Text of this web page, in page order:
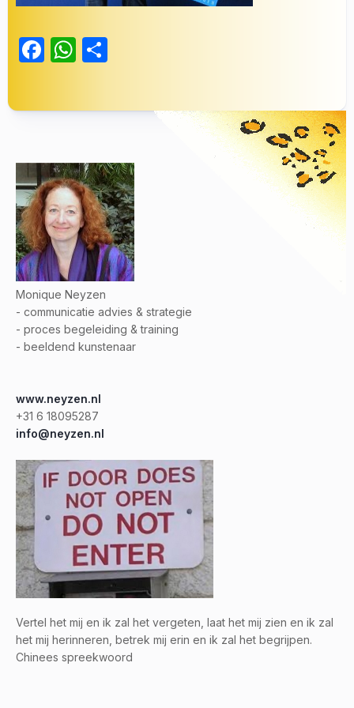
Facebook
WhatsApp
Monique Neyzen
- communicatie advies & strategie
- proces begeleiding & training
- beeldend kunstenaar
www.neyzen.nl
+31 6 18095287
info@neyzen.nl
Vertel het mij en ik zal het vergeten, laat het mij zien en ik zal
het mij herinneren, betrek mij erin en ik zal het begrijpen.
Chinees spreekwoord